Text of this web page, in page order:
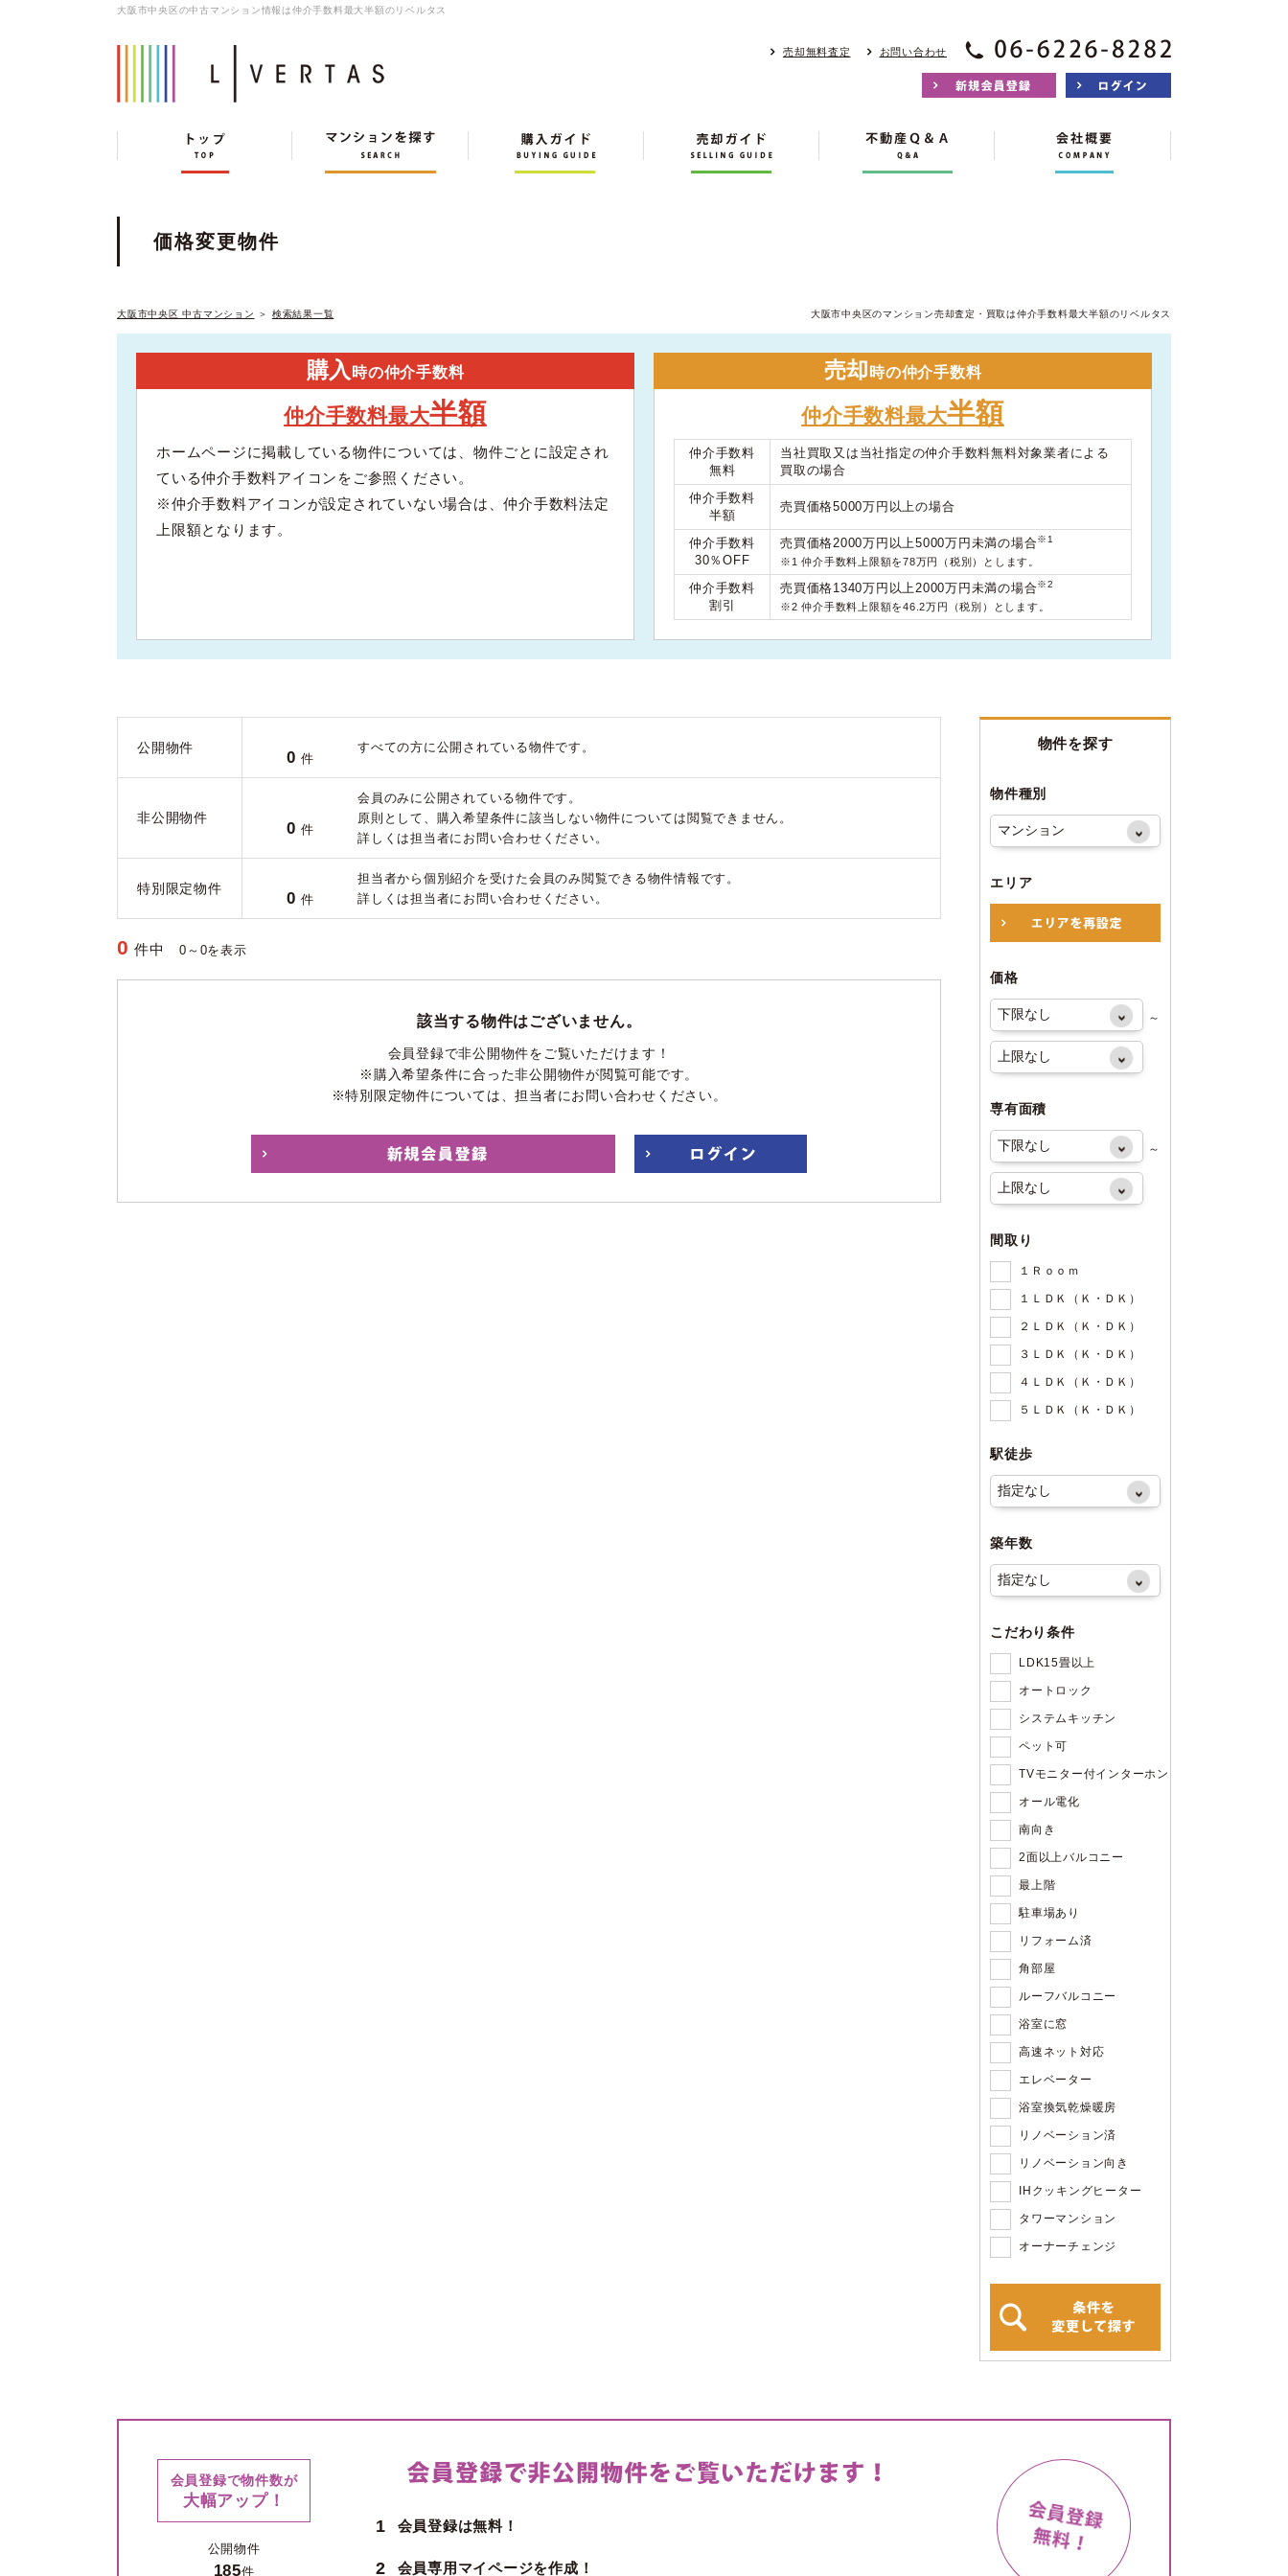
大阪市中央区の中古マンション情報は仲介手数料最大半額のリベルタス
売却無料査定 お問い合わせ
価格変更物件
大阪市中央区 中古マンション ＞ 検索結果一覧 大阪市中央区のマンション売却査定・買取は仲介手数料最大半額のリベルタス
購入 時の仲介手数料
仲介手数料最大半額
ホームページに掲載している物件については、物件ごとに設定され
ている仲介手数料アイコンをご参照ください。
※仲介手数料アイコンが設定されていない場合は、仲介手数料法定
上限額となります。
売却時の仲介手数料
仲介手数料最大半額
仲介手数料
無料
当社買取又は当社指定の仲介手数料無料対象業者による
買取の場合
仲介手数料
半額
売買価格5000万円以上の場合
仲介手数料
30％OFF
売買価格2000万円以上5000万円未満の場合※1
※1 仲介手数料上限額を78万円（税別）とします。
仲介手数料
割引
売買価格1340万円以上2000万円未満の場合※2
※2 仲介手数料上限額を46.2万円（税別）とします。
公開物件
0 件
すべての方に公開されている物件です。
非公開物件
0 件
会員のみに公開されている物件です。
原則として、購入希望条件に該当しない物件については閲覧できません。
詳しくは担当者にお問い合わせください。
特別限定物件
0 件
担当者から個別紹介を受けた会員のみ閲覧できる物件情報です。
詳しくは担当者にお問い合わせください。
0 件中 0～0を表示
該当する物件はございません。
会員登録で非公開物件をご覧いただけます！
※購入希望条件に合った非公開物件が閲覧可能です。
※特別限定物件については、担当者にお問い合わせください。
物件を探す
物件種別
エリア
価格
～
専有面積
～
間取り
１Ｒｏｏｍ
１ＬＤＫ（Ｋ・ＤＫ）
２ＬＤＫ（Ｋ・ＤＫ）
３ＬＤＫ（Ｋ・ＤＫ）
４ＬＤＫ（Ｋ・ＤＫ）
５ＬＤＫ（Ｋ・ＤＫ）
駅徒歩
築年数
こだわり条件
LDK15畳以上
オートロック
システムキッチン
ペット可
TVモニター付インターホン
オール電化
南向き
2面以上バルコニー
最上階
駐車場あり
リフォーム済
角部屋
ルーフバルコニー
浴室に窓
高速ネット対応
エレベーター
浴室換気乾燥暖房
リノベーション済
リノベーション向き
IHクッキングヒーター
タワーマンション
オーナーチェンジ
会員登録で物件数が
大幅アップ！
公開物件
185件
1 会員登録は無料！
2 会員専用マイページを作成！